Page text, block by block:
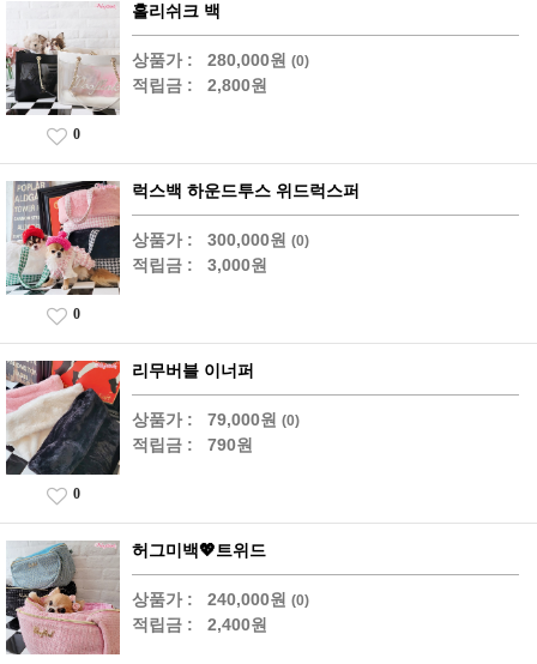
홀리쉬크 백
상품가 : 280,000원 (0)
적립금 : 2,800원
0
럭스백 하운드투스 위드럭스퍼
상품가 : 300,000원 (0)
적립금 : 3,000원
0
리무버블 이너퍼
상품가 : 79,000원 (0)
적립금 : 790원
0
허그미백💖트위드
상품가 : 240,000원 (0)
적립금 : 2,400원